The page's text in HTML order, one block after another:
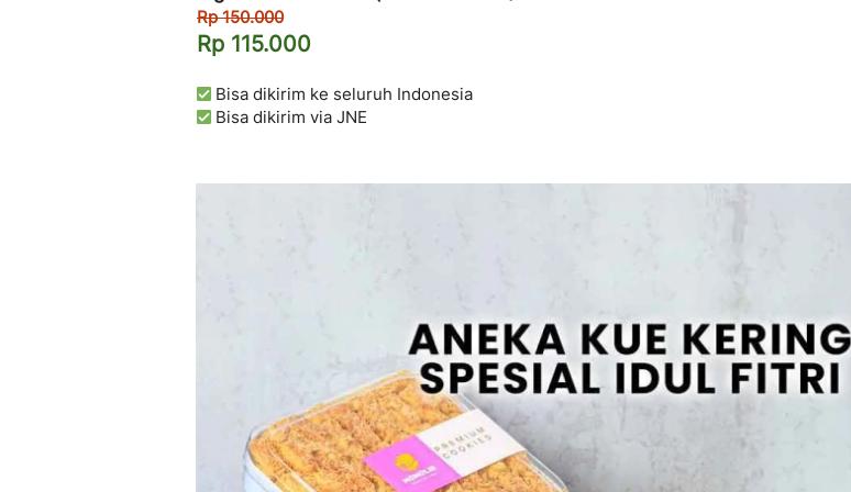
Rp 150.000
Rp 115.000
Bisa dikirim ke seluruh Indonesia
Bisa dikirim via JNE